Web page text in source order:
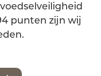
punten zijn wij